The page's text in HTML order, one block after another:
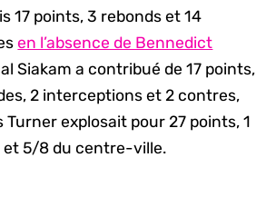
17 points, 3 rebonds et 14
en l’absence de Bennedict
Siakam a contribué de 17 points,
2 interceptions et 2 contres,
Turner explosait pour 27 points, 1
et 5/8 du centre-ville.